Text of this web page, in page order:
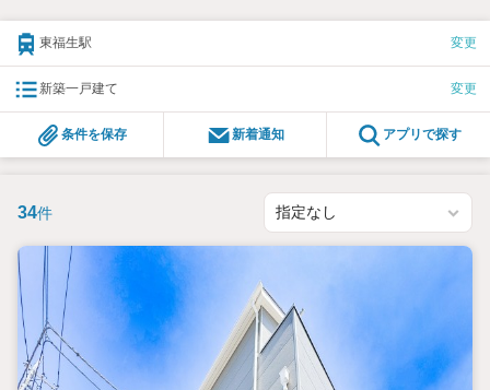
東福生駅 変更
新築一戸建て 変更
条件を保存 新着通知 アプリで探す
34件